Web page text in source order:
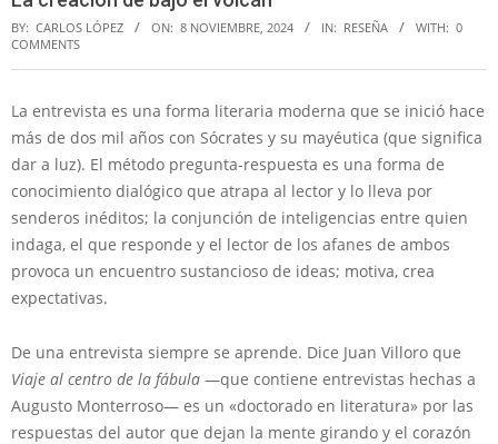
BY: CARLOS LÓPEZ ON: 8 NOVIEMBRE, 2024 IN: RESEÑA WITH: 0
COMMENTS
La entrevista es una forma literaria moderna que se inició hace
más de dos mil años con Sócrates y su mayéutica (que significa
dar a luz). El método pregunta-respuesta es una forma de
conocimiento dialógico que atrapa al lector y lo lleva por
senderos inéditos; la conjunción de inteligencias entre quien
indaga, el que responde y el lector de los afanes de ambos
provoca un encuentro sustancioso de ideas; motiva, crea
expectativas.
De una entrevista siempre se aprende. Dice Juan Villoro que
Viaje al centro de la fábula —que contiene entrevistas hechas a
Augusto Monterroso— es un «doctorado en literatura» por las
respuestas del autor que dejan la mente girando y el corazón